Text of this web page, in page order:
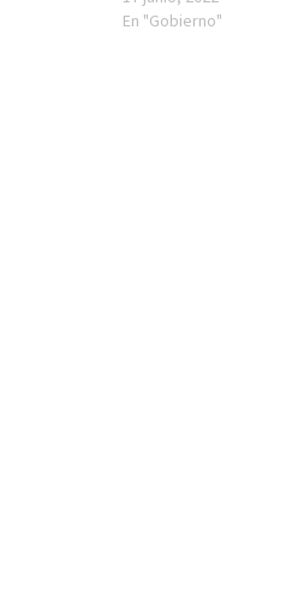
En "Gobierno"